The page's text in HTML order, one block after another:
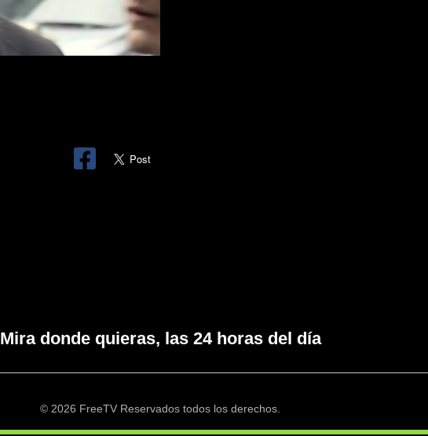
Mira donde quieras, las 24 horas del día
© 2026 FreeTV Reservados todos los derechos.